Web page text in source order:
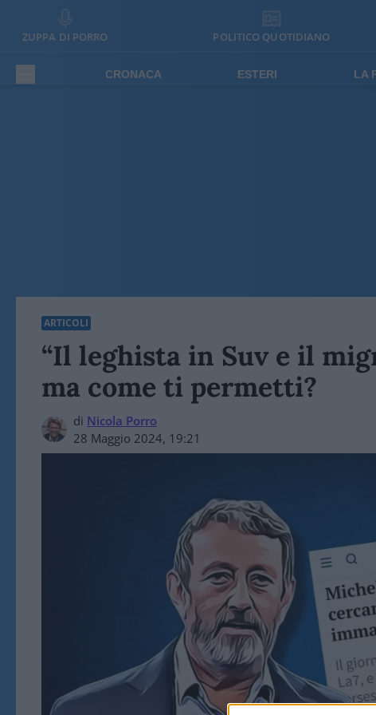
ZUPPA DI PORRO POLITICO QUOTIDIANO
CRONACA ESTERI LA
ARTICOLI
“Il leghista in Suv e il
ma come ti permetti?
di Nicola Porro
28 Maggio 2024, 19:21